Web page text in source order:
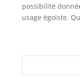
possibilité
usage égoïste.